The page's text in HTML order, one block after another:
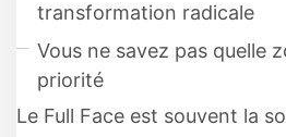
transformation radicale
Vous ne savez pas quelle
priorité
Le Full Face est souvent la